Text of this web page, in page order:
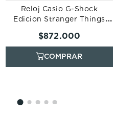
Reloj Casio G-Shock
Edicion Stranger Things
$872.000